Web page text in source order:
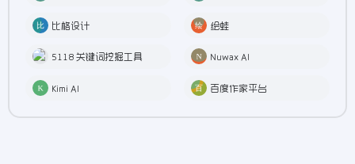
比格设计 绘蛙
5118 关键词挖掘工具 Nuwax AI
Kimi AI 百度作家平台